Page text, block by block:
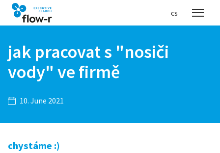
Menu
cs en
jak pracovat s "nosiči
vody" ve firmě
10. June 2021
chystáme :)